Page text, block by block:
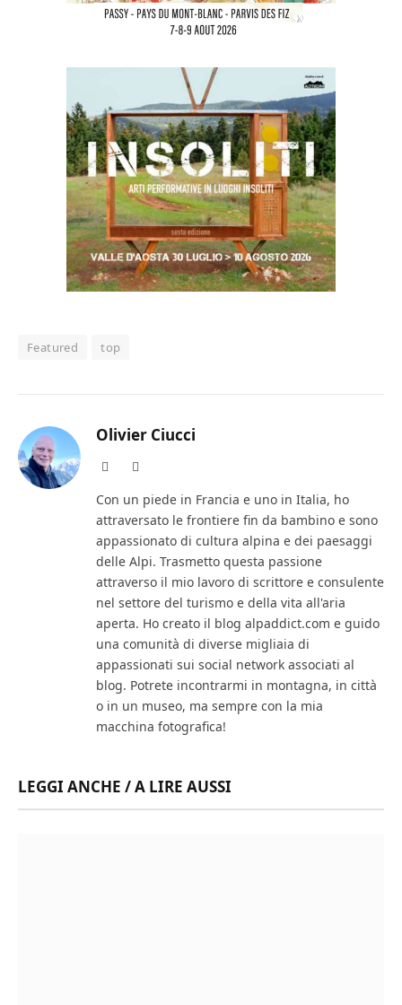
Featured top
Olivier Ciucci
Website
Con un piede in Francia e uno in Italia, ho
attraversato le frontiere fin da bambino e sono
appassionato di cultura alpina e dei paesaggi
delle Alpi. Trasmetto questa passione
attraverso il mio lavoro di scrittore e consulente
nel settore del turismo e della vita all'aria
aperta. Ho creato il blog alpaddict.com e guido
una comunità di diverse migliaia di
appassionati sui social network associati al
blog. Potrete incontrarmi in montagna, in città
o in un museo, ma sempre con la mia
macchina fotografica!
LEGGI ANCHE / A LIRE AUSSI